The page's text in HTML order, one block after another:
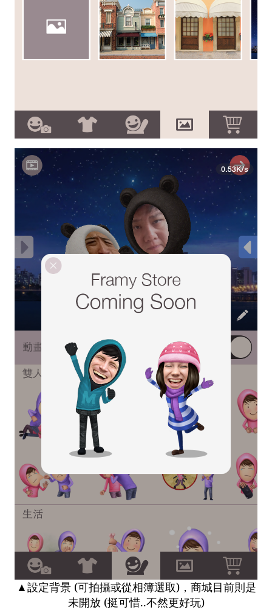
▲設定背景 (可拍攝或從相簿選取)，商城目前則是
未開放 (挺可惜..不然更好玩)